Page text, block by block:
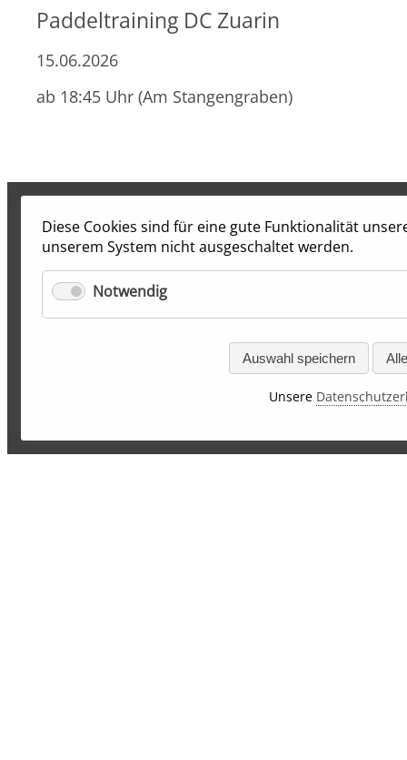
Paddeltraining DC Zuarin
15.06.2026
ab 18:45 Uhr (Am Stangengraben)
Diese Cookies sind für eine gute Funktionalität
unserem System nicht ausgeschaltet werden.
Notwendig
Auswahl speichern
Unsere